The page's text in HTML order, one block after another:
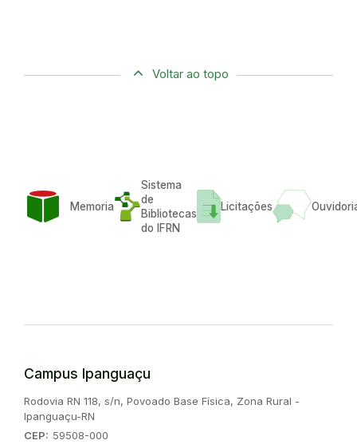
Voltar ao topo
Memoria
Sistema
de
Bibliotecas
do IFRN
Licitações
Campus Ipanguaçu
Endereço:
Rodovia RN 118, s/n, Povoado Base Física, Zona Rural -
Ipanguaçu-RN
CEP: 59508-000